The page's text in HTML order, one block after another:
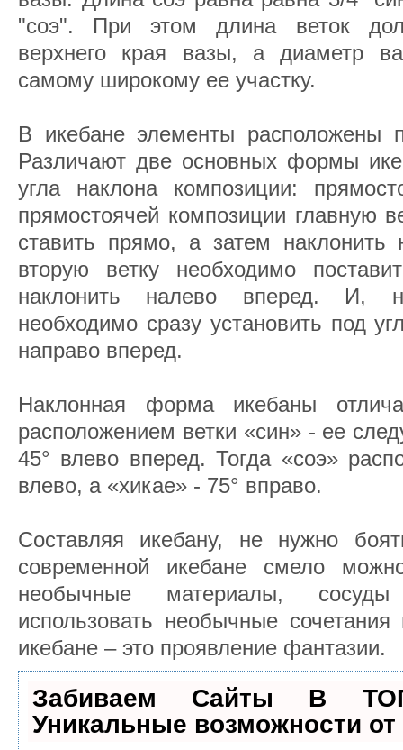
"соэ". При этом длина веток
верхнего края вазы, а диаметр
самому широкому ее участку.
В икебане элементы расположены
Различают две основных формы
угла наклона композиции:
прямостоячей композиции главную
ставить прямо, а затем
вторую ветку необходимо
наклонить налево вперед. И,
необходимо сразу установить под
направо вперед.
Наклонная форма икебаны
расположением ветки «син» - ее
45° влево вперед. Тогда «соэ»
влево, а «хикае» - 75° вправо.
Составляя икебану, не нужно
современной икебане смело
необычные материалы,
использовать необычные
икебане – это проявление фантазии.
Забиваем Сайты В
Уникальные возможности от